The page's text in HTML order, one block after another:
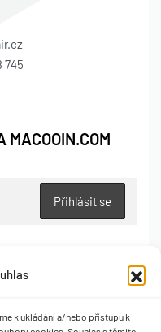
k ukládání a/nebo přístupu k
745
MACOOIN.COM